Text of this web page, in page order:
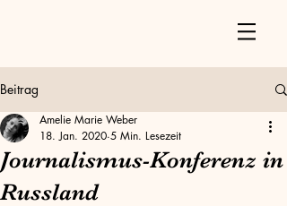
Beitrag
Journalismus-Konferenz in
Russland
Amelie Marie Weber
18. Jan. 2020 5 Min. Lesezeit